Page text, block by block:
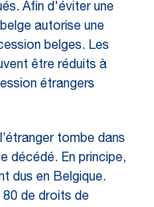
Afin d'éviter une
autorise une
belges. Les
être réduits à
étrangers
tombe dans
décédé. En principe,
dus en Belgique.
80 de droits de